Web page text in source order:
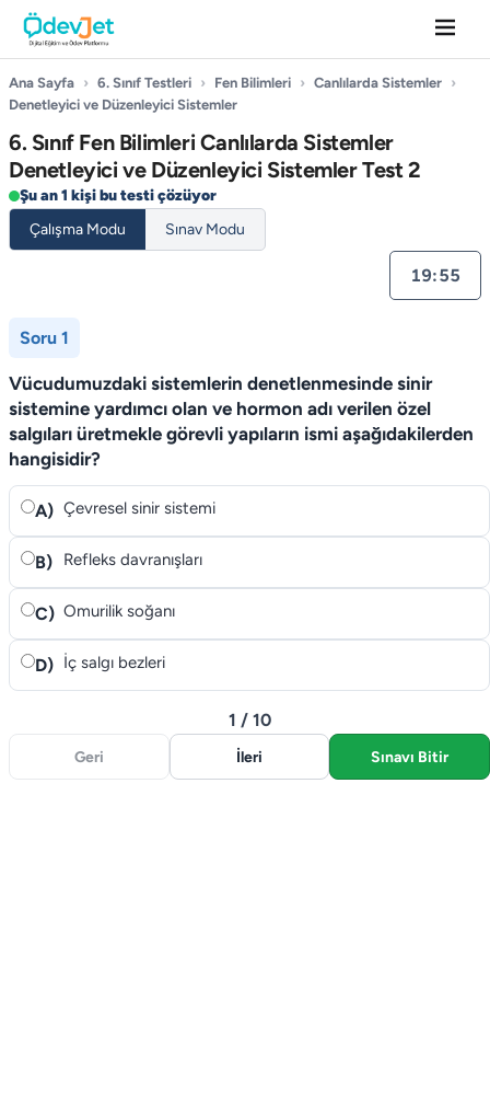
Ana Sayfa › 6. Sınıf Testleri › Fen Bilimleri › Canlılarda Sistemler ›
Denetleyici ve Düzenleyici Sistemler
6. Sınıf Fen Bilimleri Canlılarda Sistemler
Denetleyici ve Düzenleyici Sistemler Test 2
Şu an 1 kişi bu testi çözüyor
Çalışma Modu
Sınav Modu
19:55
Soru 1
Vücudumuzdaki sistemlerin denetlenmesinde sinir
sistemine yardımcı olan ve hormon adı verilen özel
salgıları üretmekle görevli yapıların ismi aşağıdakilerden
hangisidir?
A) Çevresel sinir sistemi
B) Refleks davranışları
C) Omurilik soğanı
D) İç salgı bezleri
Geri
1 / 10
İleri Sınavı Bitir